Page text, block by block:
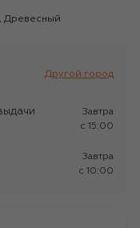
Древесный
Другой город
Завтра
c 15:00
Завтра
c 10:00